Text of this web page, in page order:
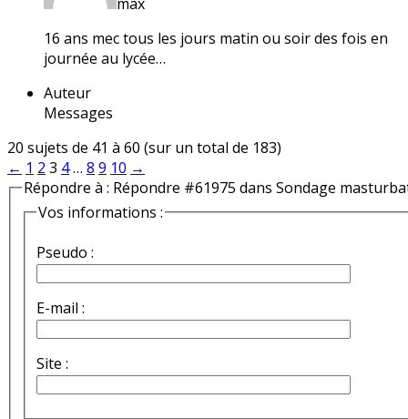
16 ans mec tous les jours matin ou soir des fois en
journée au lycée…
Auteur
Messages
20 sujets de 41 à 60 (sur un total de 183)
← 1 2 3 4… 8 9 10 →
Répondre à : Répondre #61975 dans Sondage
Vos informations :
Pseudo :
E-mail :
Site :